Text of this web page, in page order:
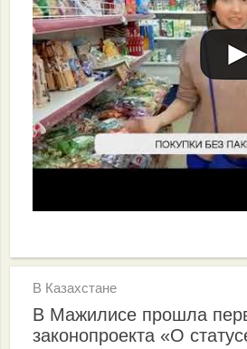
В Казахстане
В Мажилисе прошла
законопроекта «О